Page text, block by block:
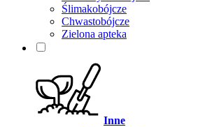
Ślimakobójcze
Chwastobójcze
Zielona apteka
Inne